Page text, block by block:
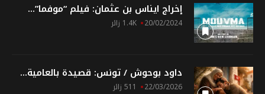
إخراج ايناس بن عثمان: فيلم “موفما”...
20/02/2024 1.4K زائر
داود بوحوش / تونس: قصيدة بالعامية...
22/03/2026 511 زائر